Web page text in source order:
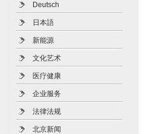
Deutsch
日本語
新能源
文化艺术
医疗健康
企业服务
法律法规
北京新闻